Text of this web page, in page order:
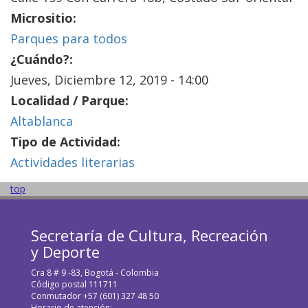
Micrositio:
Parques para todos
¿Cuándo?:
Jueves, Diciembre 12, 2019 - 14:00
Localidad / Parque:
Altablanca
Tipo de Actividad:
Actividades literarias
top
Secretaría de Cultura, Recreación
y Deporte
Cra 8 # 9 -83, Bogotá - Colombia
Código postal 111711
Conmutador +57 (601) 327 48 50